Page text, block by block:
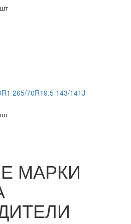
шт
265/70R19.5 143/141J
шт
МАРКИ